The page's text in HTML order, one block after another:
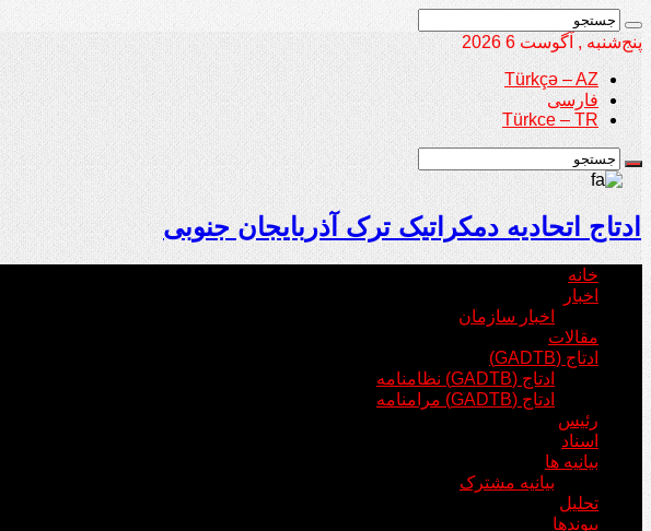
پنج‌شنبه , آگوست 6 2026
Türkçə – AZ
فارسی
Türkce – TR
ادتاج اتحادیه دمکراتیک ترک آذربایجان جنوبی
خانه
اخبار
اخبار سازمان
مقالات
ادتاج (GADTB)
ادتاج (GADTB) نظامنامه
ادتاج (GADTB) مرامنامه
رئیس
اسناد
بیانیه ها
بیانیه مشترک
تحلیل
پیوندها